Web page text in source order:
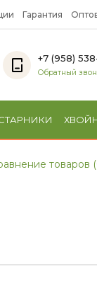
Гарантия
+7 (958)
Обратный
товаров